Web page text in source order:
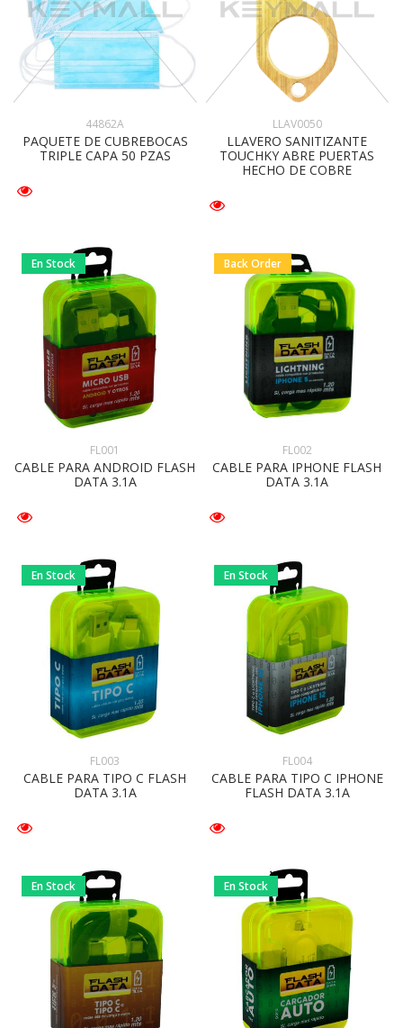
44862A
PAQUETE DE CUBREBOCAS
TRIPLE CAPA 50 PZAS
LLAV0050
LLAVERO SANITIZANTE
TOUCHKY ABRE PUERTAS
HECHO DE COBRE
En Stock
FL001
CABLE PARA ANDROID FLASH
DATA 3.1A
Back Order
FL002
CABLE PARA IPHONE FLASH
DATA 3.1A
En Stock
FL003
CABLE PARA TIPO C FLASH
DATA 3.1A
En Stock
FL004
CABLE PARA TIPO C IPHONE
FLASH DATA 3.1A
En Stock En Stock